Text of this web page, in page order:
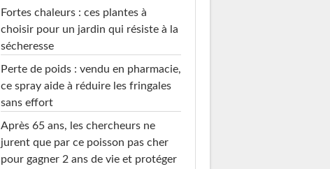
Fortes chaleurs : ces plantes à
choisir pour un jardin qui résiste à la
sécheresse
Perte de poids : vendu en pharmacie,
ce spray aide à réduire les fringales
sans effort
Après 65 ans, les chercheurs ne
jurent que par ce poisson pas cher
pour gagner 2 ans de vie et protéger